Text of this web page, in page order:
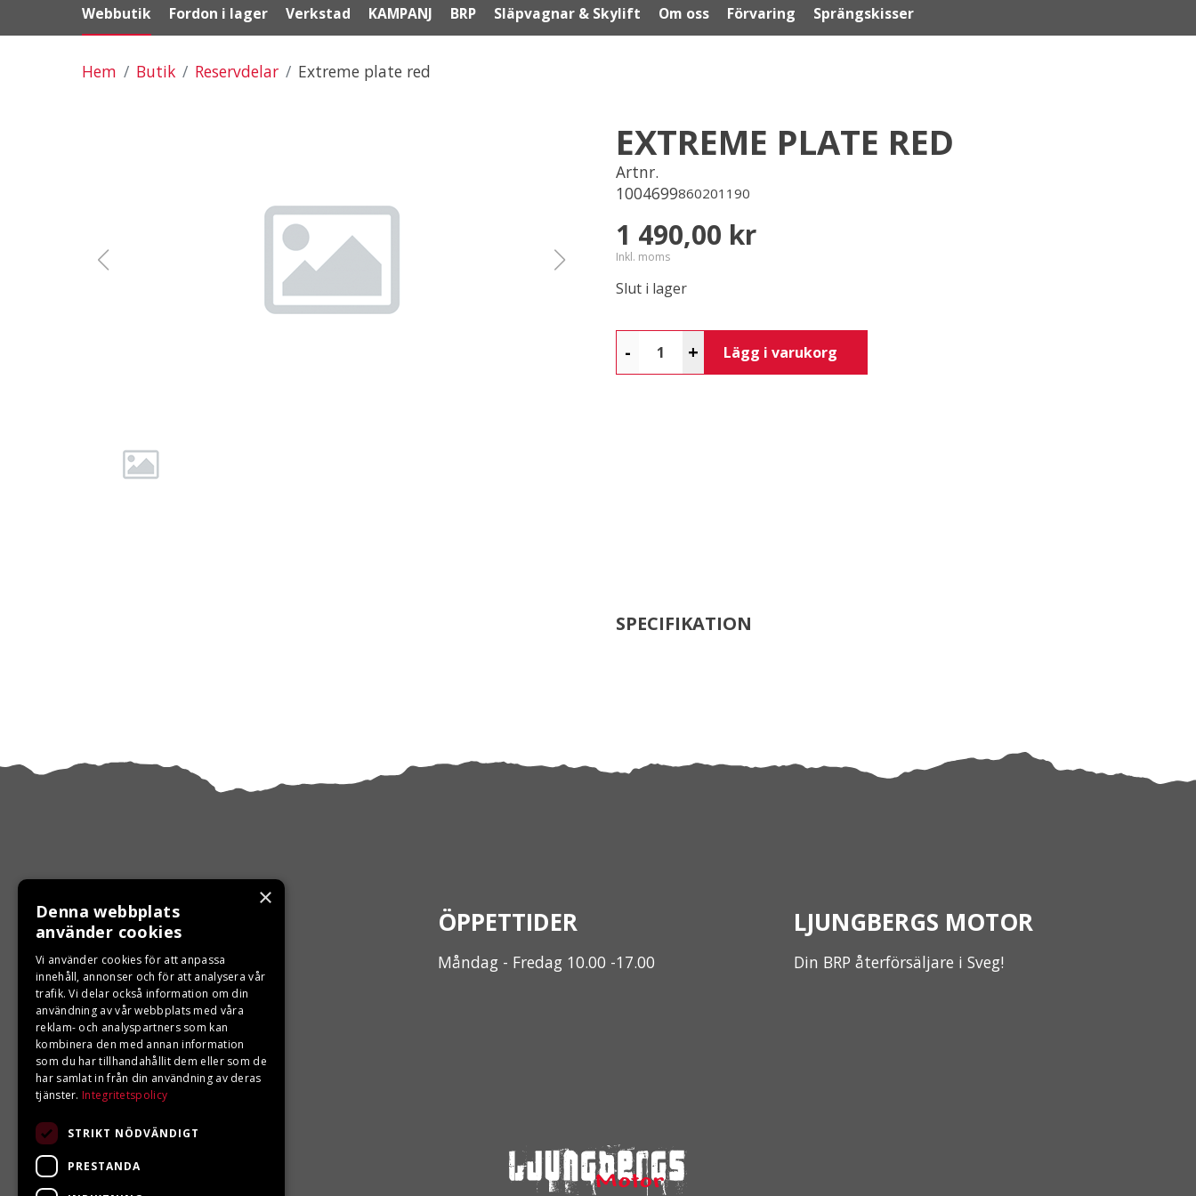
Webbutik Fordon i lager Verkstad KAMPANJ BRP Släpvagnar & Skylift Om oss Förvaring Sprängskisser
Hem Butik Reservdelar Extreme plate red
EXTREME PLATE RED
Artnr.
1004699860201190
1 490,00 kr
Inkl. moms
Slut i lager
- + Lägg i varukorg
SPECIFIKATION
KONTAKTA OSS
Ångra ditt köp
0680-103 60
info@ljungbergsmotor.se
Kolgatan 1C, 842 31 Sveg
ÖPPETTIDER
Måndag - Fredag 10.00 -17.00
LJUNGBERGS MOTOR
Din BRP återförsäljare i Sveg!
×
Denna webbplats
använder cookies
Vi använder cookies för att anpassa
innehåll, annonser och för att analysera vår
trafik. Vi delar också information om din
användning av vår webbplats med våra
reklam- och analyspartners som kan
kombinera den med annan information
som du har tillhandahållit dem eller som de
har samlat in från din användning av deras
tjänster. Integritetspolicy
STRIKT NÖDVÄNDIGT
PRESTANDA